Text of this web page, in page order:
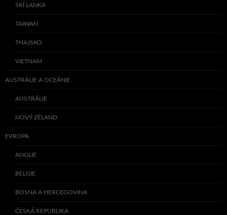
SRÍ LANKA
TAIWAN
THAJSKO
VIETNAM
AUSTRÁLIE A OCEÁNIE
AUSTRÁLIE
NOVÝ ZÉLAND
EVROPA
ANGLIE
BELGIE
BOSNA A HERCEGOVINA
ČESKÁ REPUBLIKA